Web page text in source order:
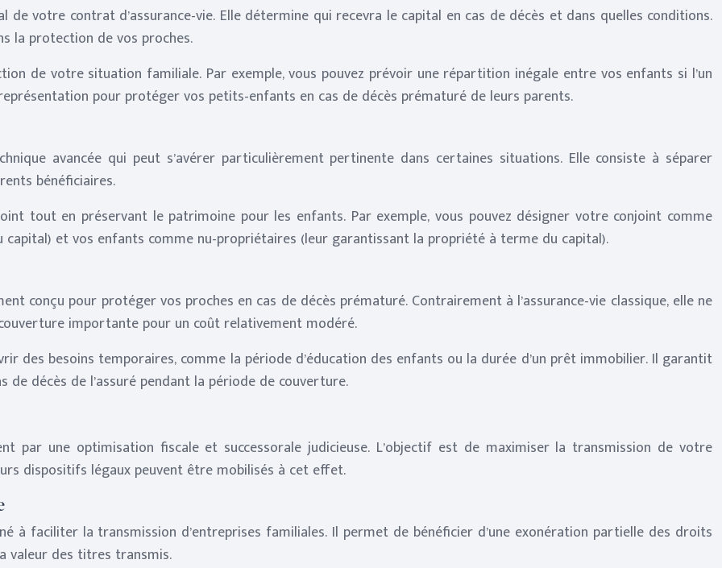
votre contrat d’assurance-vie. Elle détermine qui recevra le capital en cas de décès et dans quelles conditions.
la protection de vos proches.
de votre situation familiale. Par exemple, vous pouvez prévoir une répartition inégale entre vos enfants si l’un
pour protéger vos petits-enfants en cas de décès prématuré de leurs parents.
avancée qui peut s’avérer particulièrement pertinente dans certaines situations. Elle consiste à séparer
bénéficiaires.
tout en préservant le patrimoine pour les enfants. Par exemple, vous pouvez désigner votre conjoint comme
et vos enfants comme nu-propriétaires (leur garantissant la propriété à terme du capital).
conçu pour protéger vos proches en cas de décès prématuré. Contrairement à l’assurance-vie classique, elle ne
importante pour un coût relativement modéré.
des besoins temporaires, comme la période d’éducation des enfants ou la durée d’un prêt immobilier. Il garantit
de décès de l’assuré pendant la période de couverture.
par une optimisation fiscale et successorale judicieuse. L’objectif est de maximiser la transmission de votre
dispositifs légaux peuvent être mobilisés à cet effet.
à faciliter la transmission d’entreprises familiales. Il permet de bénéficier d’une exonération partielle des droits
valeur des titres transmis.